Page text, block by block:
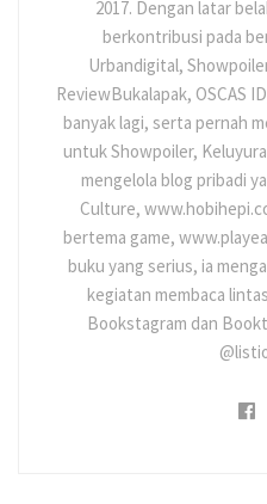
2017. Dengan latar
berkontribusi pada
Urbandigital,
ReviewBukalapak, OSCAS
banyak lagi, serta pernah
untuk Showpoiler,
mengelola blog pribadi
Culture,
bertema game,
buku yang serius, ia
kegiatan membaca
Bookstagram dan